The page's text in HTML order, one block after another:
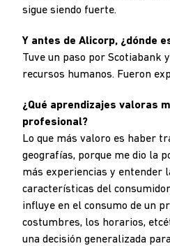
sigue siendo fuerte.
Y antes de Alicorp, ¿dónde
Tuve un paso por Scotiabank
recursos humanos. Fueron
¿Qué aprendizajes valoras
profesional?
Lo que más valoro es haber
geografías, porque me dio la
más experiencias y entender
características del
influye en el consumo de un
costumbres, los horarios,
una decisión generalizada